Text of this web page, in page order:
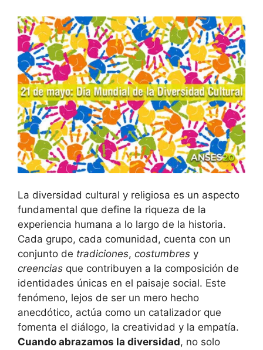
La diversidad cultural y religiosa es un aspecto
fundamental que define la riqueza de la
experiencia humana a lo largo de la historia.
Cada grupo, cada comunidad, cuenta con un
conjunto de tradiciones, costumbres y
creencias que contribuyen a la composición de
identidades únicas en el paisaje social. Este
fenómeno, lejos de ser un mero hecho
anecdótico, actúa como un catalizador que
fomenta el diálogo, la creatividad y la empatía.
Cuando abrazamos la diversidad, no solo